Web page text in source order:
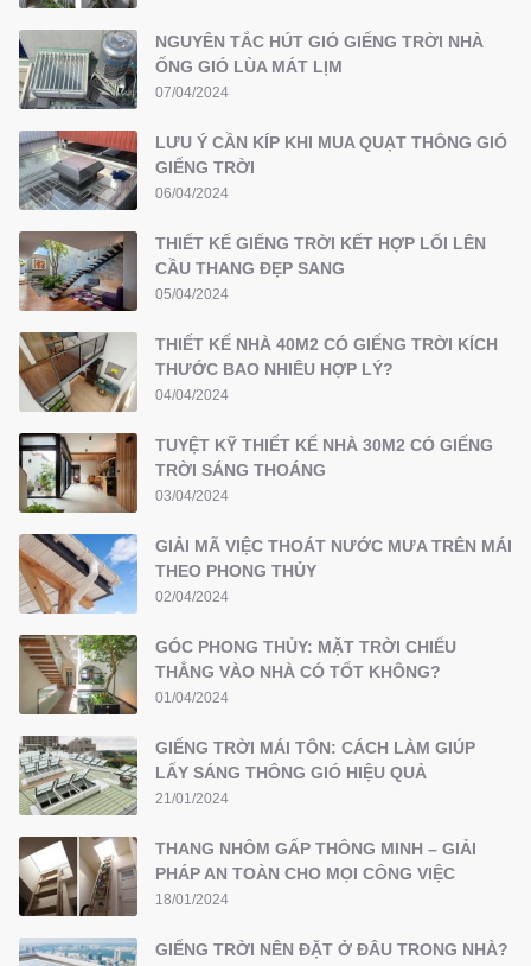
NGUYÊN TẮC HÚT GIÓ GIẾNG TRỜI NHÀ
ỐNG GIÓ LÙA MÁT LỊM
07/04/2024
LƯU Ý CẦN KÍP KHI MUA QUẠT THÔNG GIÓ
GIẾNG TRỜI
06/04/2024
THIẾT KẾ GIẾNG TRỜI KẾT HỢP LỐI LÊN
CẦU THANG ĐẸP SANG
05/04/2024
THIẾT KẾ NHÀ 40M2 CÓ GIẾNG TRỜI KÍCH
THƯỚC BAO NHIÊU HỢP LÝ?
04/04/2024
TUYỆT KỸ THIẾT KẾ NHÀ 30M2 CÓ GIẾNG
TRỜI SÁNG THOÁNG
03/04/2024
GIẢI MÃ VIỆC THOÁT NƯỚC MƯA TRÊN MÁI
THEO PHONG THỦY
02/04/2024
GÓC PHONG THỦY: MẶT TRỜI CHIẾU
THẲNG VÀO NHÀ CÓ TỐT KHÔNG?
01/04/2024
GIẾNG TRỜI MÁI TÔN: CÁCH LÀM GIÚP
LẤY SÁNG THÔNG GIÓ HIỆU QUẢ
21/01/2024
THANG NHÔM GẤP THÔNG MINH – GIẢI
PHÁP AN TOÀN CHO MỌI CÔNG VIỆC
18/01/2024
GIẾNG TRỜI NÊN ĐẶT Ở ĐÂU TRONG NHÀ?